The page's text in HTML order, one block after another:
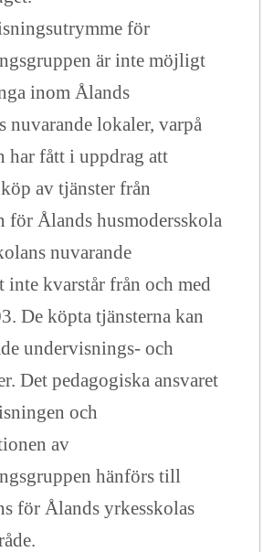
för
är inte möjligt
inom Ålands
nuvarande lokaler, varpå
har fått i uppdrag att
av tjänster från
för Ålands husmodersskola
nuvarande
inte kvarstår från och med
De köpta tjänsterna kan
undervisnings- och
Det pedagogiska ansvaret
och
av
hänförs till
för Ålands yrkesskolas